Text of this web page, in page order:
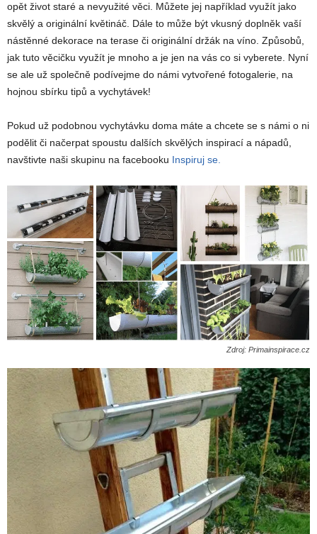
opět život staré a nevyužité věci. Můžete jej například využít jako
skvělý a originální květináč. Dále to může být vkusný doplněk vaší
nástěnné dekorace na terase či originální držák na víno. Způsobů,
jak tuto věcičku využít je mnoho a je jen na vás co si vyberete. Nyní
se ale už společně podívejme do námi vytvořené fotogalerie, na
hojnou sbírku tipů a vychytávek!
Pokud už podobnou vychytávku doma máte a chcete se s námi o ni
podělit či načerpat spoustu dalších skvělých inspirací a nápadů,
navštivte naši skupinu na facebooku Inspiruj se.
Zdroj: Primainspirace.cz